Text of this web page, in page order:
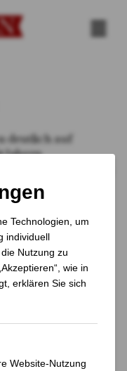
deutlich auf
Jahren
nach Nordvolts